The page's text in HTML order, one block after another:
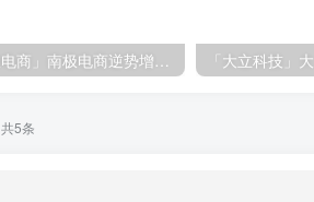
「南极电商」南极电商逆势增长，股价飙升背后的秘密武器！
共5条